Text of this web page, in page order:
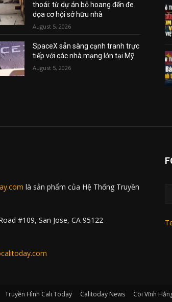
thoái: từ dự án bỏ hoang đến đe
dọa cơ hội sở hữu nhà
August 5, 2026
SpaceX sẵn sàng cạnh tranh trực
tiếp với các nhà mạng lớn tại Mỹ
August 5, 2026
là sản phẩm của Hệ Thống Truyền
#109, San Jose, CA 95122
Truyền Hình Cali Today Calitoday News Cõi Vĩnh